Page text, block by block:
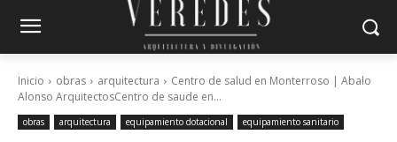
Inicio obras arquitectura
Centro de salud en Monterroso | Abalo
Alonso ArquitectosCentro de saude en...
obras arquitectura equipamiento dotacional equipamiento sanitario